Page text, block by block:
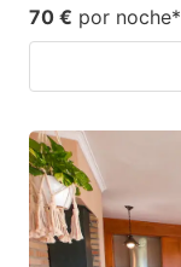
70 € por noche*